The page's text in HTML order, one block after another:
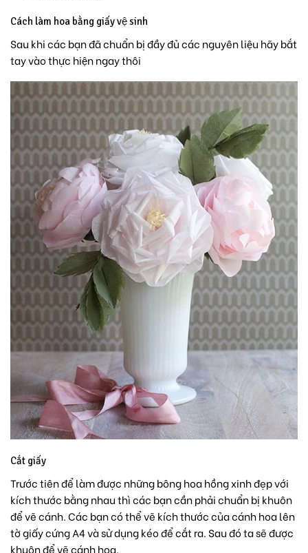
Cách làm hoa bằng giấy vệ sinh
Sau khi các bạn đã chuẩn bị đầy đủ các nguyên liệu hãy bắt
tay vào thực hiện ngay thôi
Cắt giấy
Trước tiên để làm được những bông hoa hồng xinh đẹp với
kích thước bằng nhau thì các bạn cần phải chuẩn bị khuôn
để vẽ cánh. Các bạn có thể vẽ kích thước của cánh hoa lên
tờ giấy cứng A4 và sử dụng kéo để cắt ra. Sau đó ta sẽ được
khuôn để vẽ cánh hoa.